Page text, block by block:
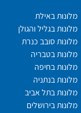
מלונות באילת
מלונות בגליל והגולן
מלונות סובב כנרת
מלונות בטבריה
מלונות בחיפה
מלונות בנתניה
מלונות בתל אביב
מלונות בירושלים